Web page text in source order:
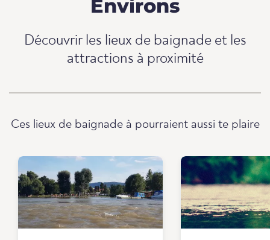
Environs
Découvrir les lieux de baignade et les
attractions à proximité
Ces lieux de baignade à pourraient aussi te plaire